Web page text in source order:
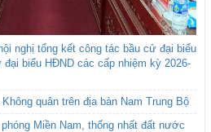
nghị tổng kết công tác bầu cử đại biểu
biểu HĐND các cấp nhiệm kỳ 2026-
quân trên địa bàn Nam Trung Bộ
Miền Nam, thống nhất đất nước